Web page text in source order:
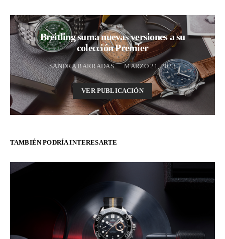
Breitling suma nuevas versiones a su
colección Premier
SANDRA BARRADAS MARZO 21, 2023
VER PUBLICACIÓN
TAMBIÉN PODRÍA INTERESARTE